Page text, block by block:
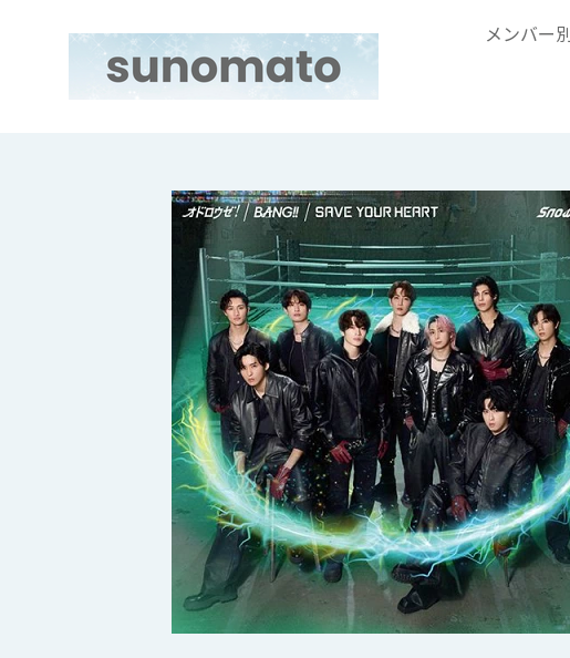
メンバー